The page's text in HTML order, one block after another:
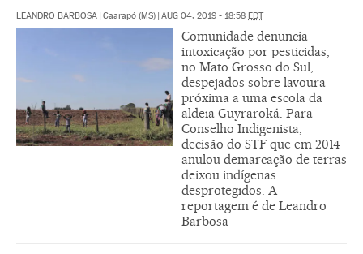
LEANDRO BARBOSA | Caarapó (MS) | AUG 04, 2019 - 18:58 EDT
Comunidade denuncia
intoxicação por pesticidas,
no Mato Grosso do Sul,
despejados sobre lavoura
próxima a uma escola da
aldeia Guyraroká. Para
Conselho Indigenista,
decisão do STF que em 2014
anulou demarcação de terras
deixou indígenas
desprotegidos. A
reportagem é de Leandro
Barbosa